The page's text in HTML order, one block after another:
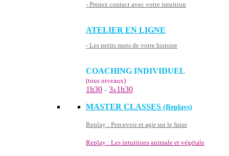
- Prenez contact avec votre intuition
ATELIER EN LIGNE
- Les petits mots de votre histoire
COACHING INDIVIDUEL
(tous niveaux)
1h30 - 3x1h30
MASTER CLASSES (Replays)
Replay : Percevoir et agir sur le futur
Replay : Les intuitions animale et végétale